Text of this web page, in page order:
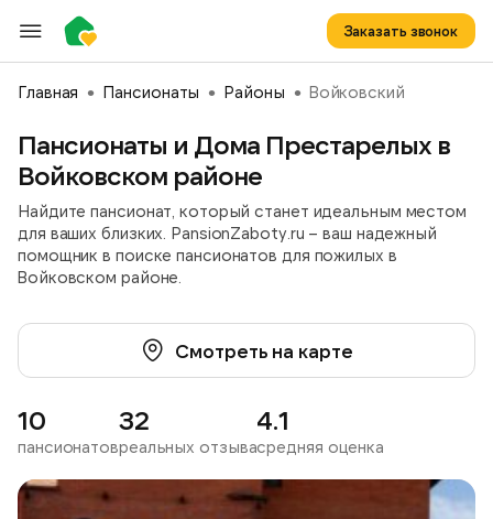
Заказать звонок
Главная Пансионаты Районы Войковский
Пансионаты и Дома Престарелых в
Войковском районе
Найдите пансионат, который станет идеальным местом
для ваших близких. PansionZaboty.ru – ваш надежный
помощник в поиске пансионатов для пожилых в
Войковском районе.
Смотреть на карте
10
пансионатов
32
реальных отзыва
4.1
средняя оценка